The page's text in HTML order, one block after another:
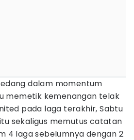
dalam momentum
memetik kemenangan telak
pada laga terakhir, Sabtu
sekaligus memutus catatan
4 laga sebelumnya dengan 2